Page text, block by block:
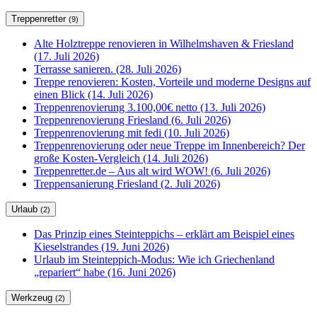
Treppenretter (9)
Alte Holztreppe renovieren in Wilhelmshaven & Friesland
(17. Juli 2026)
Terrasse sanieren. (28. Juli 2026)
Treppe renovieren: Kosten, Vorteile und moderne Designs auf
einen Blick (14. Juli 2026)
Treppenrenovierung 3.100,00€ netto (13. Juli 2026)
Treppenrenovierung Friesland (6. Juli 2026)
Treppenrenovierung mit fedi (10. Juli 2026)
Treppenrenovierung oder neue Treppe im Innenbereich? Der
große Kosten-Vergleich (14. Juli 2026)
Treppenretter.de – Aus alt wird WOW! (6. Juli 2026)
Treppensanierung Friesland (2. Juli 2026)
Urlaub (2)
Das Prinzip eines Steinteppichs – erklärt am Beispiel eines
Kieselstrandes (19. Juni 2026)
Urlaub im Steinteppich-Modus: Wie ich Griechenland
„repariert“ habe (16. Juni 2026)
Werkzeug (2)